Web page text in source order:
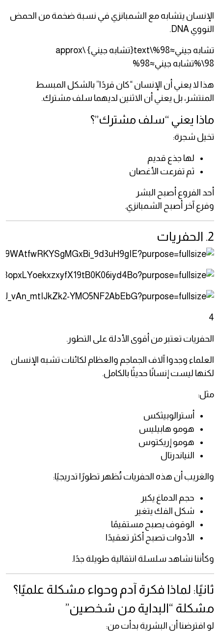
الإنسان يتشابه مع الشمبانزي في نسبة ضخمة من الحمض
النووي DNA.
تشابه جيني≈98%\text{تشابه جيني} \approx
98\%تشابه جيني≈98%
هذا لا يعني أن الإنسان “كان قردًا” بالشكل المبسط
المنتشر، بل يعني أن الاثنين لديهما سلف مشترك.
ماذا يعني “سلف مشترك”؟
تخيل شجرة:
لها جذع قديم
ثم تفرعت الأغصان
أحد الفروع أصبح البشر
وفرع آخر أصبح الشمبانزي.
2. الحفريات
4
الحفريات تعتبر من أقوى الأدلة على التطور.
العلماء وجدوا آلاف الجماجم والعظام لكائنات تشبه الإنسان
لكنها ليست إنسانًا حديثًا بالكامل.
مثل:
أسترالوبيثكس
هومو هابيليس
هومو إريكتوس
النياندرتال
والغريب أن هذه الحفريات تُظهر تطورًا تدريجيًا:
حجم الدماغ يكبر
شكل الفك يتغير
الوقوف يصبح مستقيمًا
الأدوات تصبح أكثر تعقيدًا
وكأننا نشاهد سلسلة انتقالية طويلة جدًا.
ثانيًا: لماذا فكرة آدم وحواء مشكلة علميًا؟
مشكلة “البداية من شخصين”
لو افترضنا أن البشرية بدأت من: